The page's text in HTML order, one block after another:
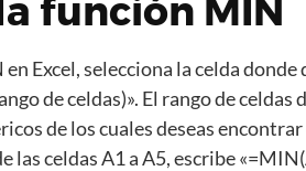
función MIN
Excel, selecciona la celda donde
de celdas)». El rango de celdas
de los cuales deseas
celdas A1 a A5, escribe